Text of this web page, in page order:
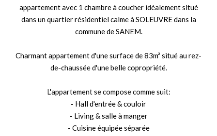
appartement avec 1 chambre à coucher idéalement situé
dans un quartier résidentiel calme à SOLEUVRE dans la
commune de SANEM.
Charmant appartement d'une surface de 83m² situé au rez-
de-chaussée d'une belle copropriété.
L'appartement se compose comme suit:
- Hall d'entrée & couloir
- Living & salle à manger
- Cuisine équipée séparée